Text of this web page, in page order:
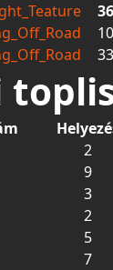
36
33
2
9
3
2
5
7